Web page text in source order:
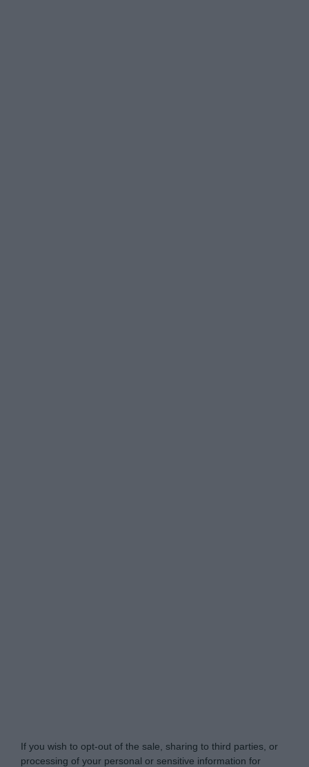
If you wish to opt-out of the sale, sharing to third parties, or
processing of your personal or sensitive information for